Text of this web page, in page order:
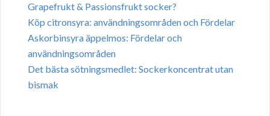
Grapefrukt & Passionsfrukt socker?
Köp citronsyra: användningsområden och Fördelar
Askorbinsyra äppelmos: Fördelar och
användningsområden
Det bästa sötningsmedlet: Sockerkoncentrat utan
bismak